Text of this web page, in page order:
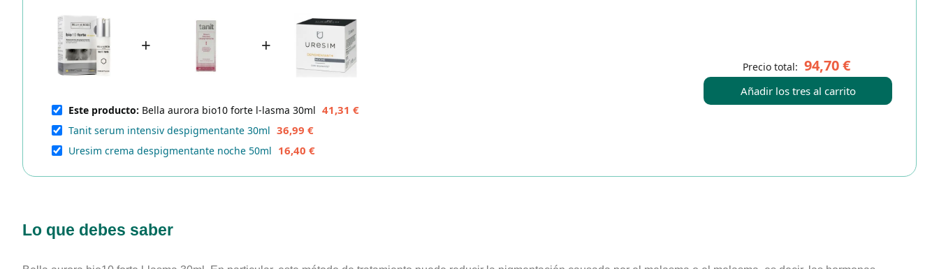
+ +
Precio total: 94,70 €
Añadir los tres al carrito
Este producto: Bella aurora bio10 forte l-lasma 30ml 41,31 €
Tanit serum intensiv despigmentante 30ml 36,99 €
Uresim crema despigmentante noche 50ml 16,40 €
Lo que debes saber